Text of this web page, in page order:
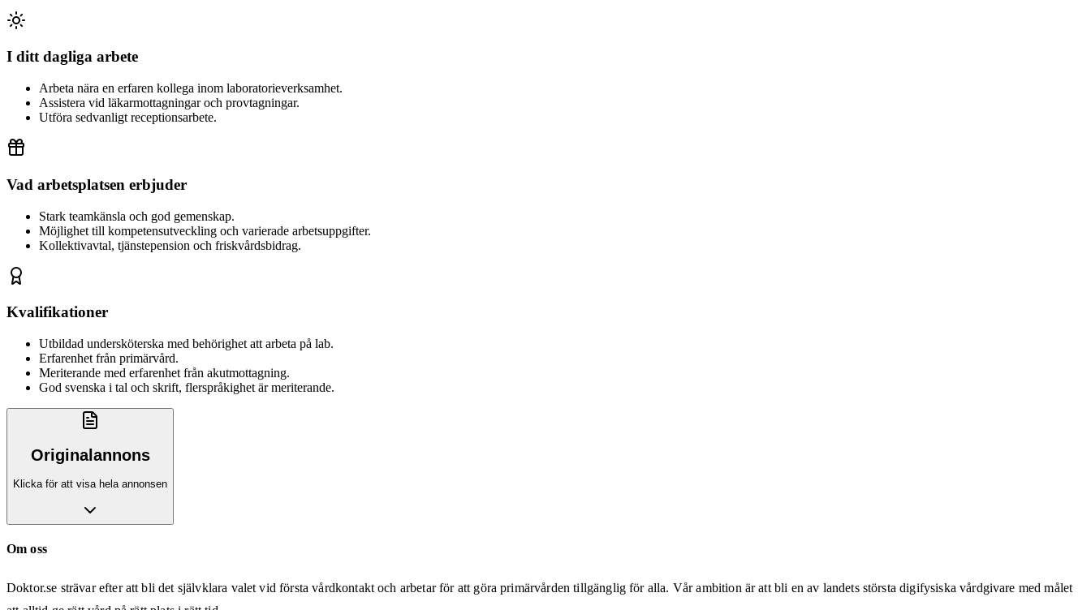
I ditt dagliga arbete
Arbeta nära en erfaren kollega inom laboratorieverksamhet.
Assistera vid läkarmottagningar och provtagningar.
Utföra sedvanligt receptionsarbete.
Vad arbetsplatsen erbjuder
Stark teamkänsla och god gemenskap.
Möjlighet till kompetensutveckling och varierade arbetsuppgifter.
Kollektivavtal, tjänstepension och friskvårdsbidrag.
Kvalifikationer
Utbildad undersköterska med behörighet att arbeta på lab.
Erfarenhet från primärvård.
Meriterande med erfarenhet från akutmottagning.
God svenska i tal och skrift, flerspråkighet är meriterande.
Originalannons
Klicka för att visa hela annonsen
Om oss
Doktor.se strävar efter att bli det självklara valet vid första vårdkontakt och arbetar för att göra primärvården tillgänglig för alla. Vår ambition är att bli en av landets största digifysiska vårdgivare med målet